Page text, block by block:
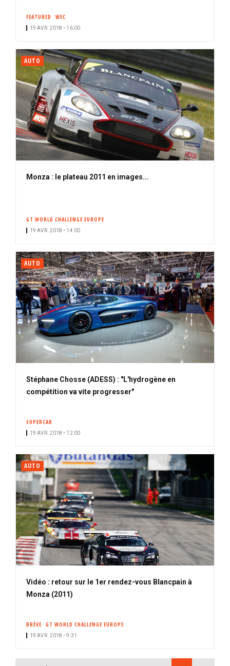
FEATURED WEC
19 AVR. 2018 • 16:00
AUTO
Monza : le plateau 2011 en images...
GT WORLD CHALLENGE EUROPE
19 AVR. 2018 • 14:00
AUTO
Stéphane Chosse (ADESS) : "L'hydrogène en
compétition va vite progresser"
SUPERCAR
19 AVR. 2018 • 12:00
AUTO
Vidéo : retour sur le 1er rendez-vous Blancpain à
Monza (2011)
BRÈVE GT WORLD CHALLENGE EUROPE
19 AVR. 2018 • 9:31